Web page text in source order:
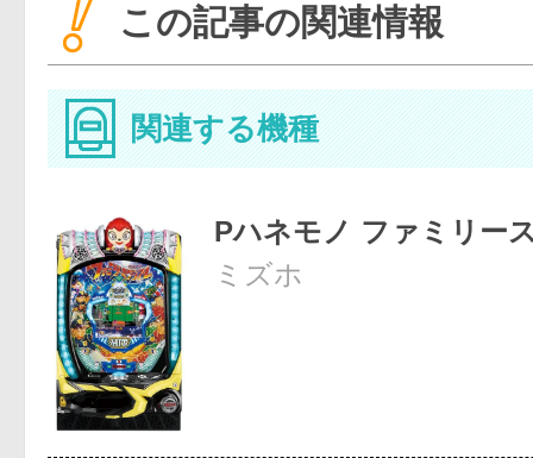
この記事の関連情報
関連する機種
Pハネモノ ファミリー
ミズホ